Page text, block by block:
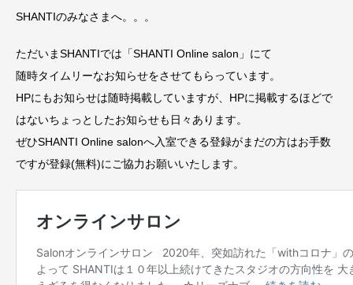
SHANTIのみなさまへ。。。
ただいまSHANTIでは「SHANTI Online salon」にて
随時タイムリーなお知らせをさせてもらっています。
HPにもお知らせは随時掲載していますが、HPに掲載するほどで
はないちょっとしたお知らせも日々あります。
ぜひSHANTI Online salonへ入室できる登録がまだの方はお手数
ですが登録(無料)にご協力お願いいたします。